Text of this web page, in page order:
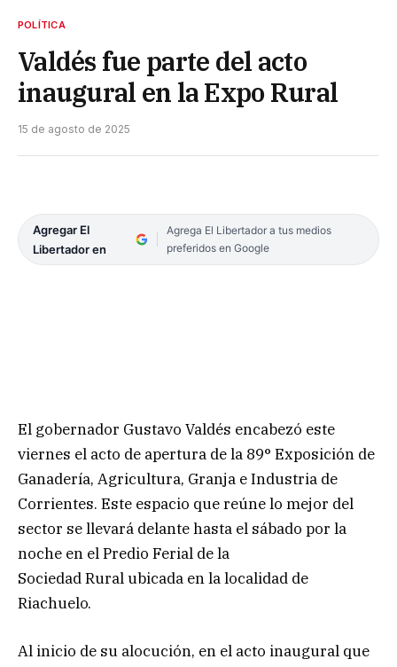
POLÍTICA
Valdés fue parte del acto
inaugural en la Expo Rural
15 de agosto de 2025
Agregar El
Libertador en
Agrega El Libertador a tus medios
preferidos en Google
El gobernador Gustavo Valdés encabezó este
viernes el acto de apertura de la 89° Exposición de
Ganadería, Agricultura, Granja e Industria de
Corrientes. Este espacio que reúne lo mejor del
sector se llevará delante hasta el sábado por la
noche en el Predio Ferial de la
Sociedad Rural ubicada en la localidad de
Riachuelo.
Al inicio de su alocución, en el acto inaugural que